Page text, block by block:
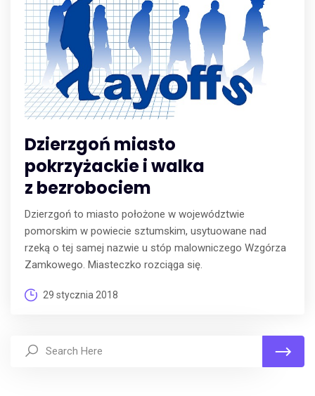
Dzierzgoń miasto
pokrzyżackie i walka
z bezrobociem
Dzierzgoń to miasto położone w województwie
pomorskim w powiecie sztumskim, usytuowane nad
rzeką o tej samej nazwie u stóp malowniczego Wzgórza
Zamkowego. Miasteczko rozciąga się.
29 stycznia 2018